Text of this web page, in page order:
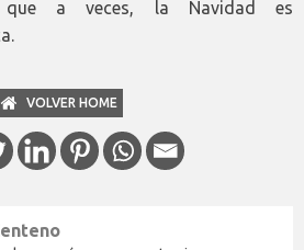
a veces, la Navidad es
VOLVER HOME